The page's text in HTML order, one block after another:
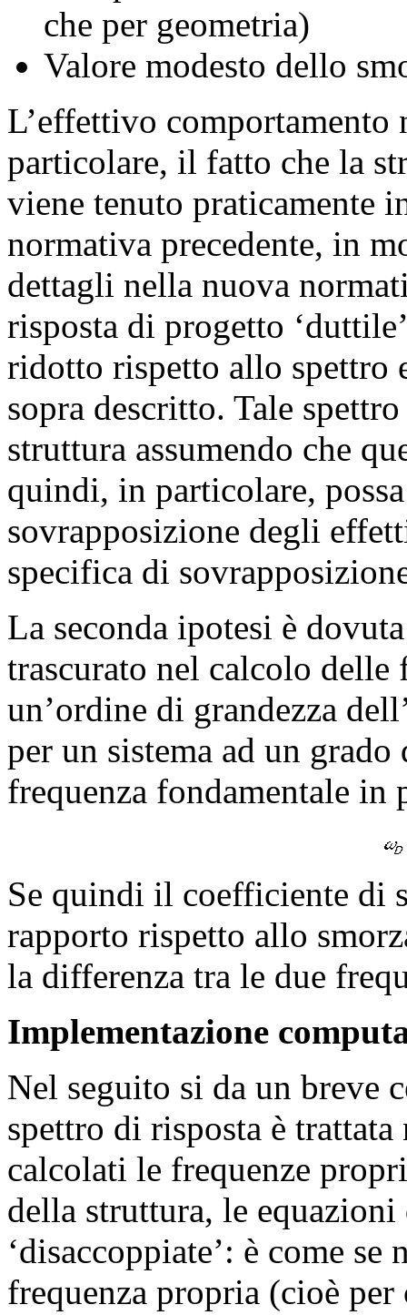
che per geometria)
Valore modesto dello
L’effettivo
particolare, il fatto che la
viene tenuto praticamente
normativa precedente, in
dettagli nella nuova
risposta di progetto
ridotto rispetto allo spettro
sopra descritto. Tale
struttura assumendo che
quindi, in particolare,
sovrapposizione degli
specifica di
La seconda ipotesi è
trascurato nel calcolo delle
un’ordine di grandezza
per un sistema ad un
frequenza fondamentale in
Se quindi il coefficiente di
rapporto rispetto allo
la differenza tra le due
Implementazione
Nel seguito si da un breve
spettro di risposta è
calcolati le frequenze
della struttura, le
‘disaccoppiate’: è come se
frequenza propria (cioè per